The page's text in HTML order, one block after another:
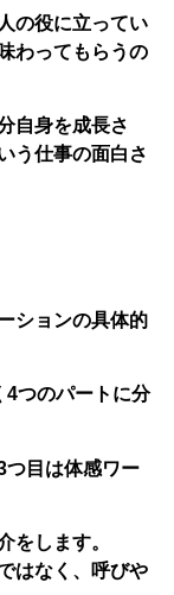
の役に立ってい
わってもらうの
自身を成長さ
う仕事の面白さ
ションの具体的
4つのパートに分
つ目は体感ワー
をします。
はなく、呼びや